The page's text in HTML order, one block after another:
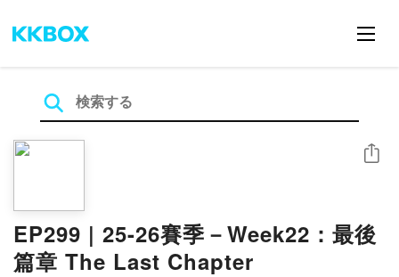
EP299 | 25-26賽季－Week22：最後
篇章 The Last Chapter
シェア